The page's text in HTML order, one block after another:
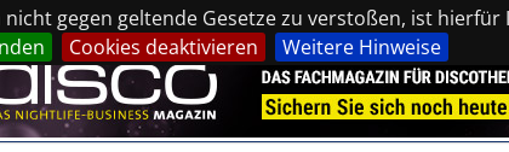
gegen geltende Gesetze zu verstoßen, ist
Cookies deaktivieren Weitere Hinweise